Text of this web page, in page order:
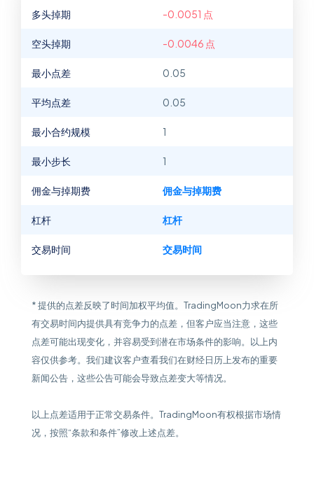
多头掉期 -0.0051 点
空头掉期 -0.0046 点
最小点差 0.05
平均点差 0.05
最小合约规模 1
最小步长 1
佣金与掉期费 佣金与掉期费
杠杆 杠杆
交易时间 交易时间
* 提供的点差反映了时间加权平均值。TradingMoon力求在所
有交易时间内提供具有竞争力的点差，但客户应当注意，这些
点差可能出现变化，并容易受到潜在市场条件的影响。以上内
容仅供参考。我们建议客户查看我们在财经日历上发布的重要
新闻公告，这些公告可能会导致点差变大等情况。
以上点差适用于正常交易条件。TradingMoon有权根据市场情
况，按照“条款和条件”修改上述点差。